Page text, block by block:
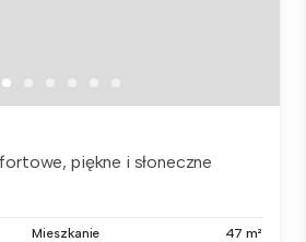
piękne i słoneczne
Mieszkanie 47 m²